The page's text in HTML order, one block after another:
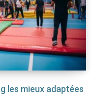
les mieux adaptées